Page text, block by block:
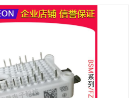
器
晶闸管